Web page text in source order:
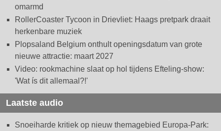
omarmd
RollerCoaster Tycoon in Drievliet: Haags pretpark draait
herkenbare muziek
Plopsaland Belgium onthult openingsdatum van grote
nieuwe attractie: maart 2027
Video: rookmachine slaat op hol tijdens Efteling-show:
'Wat ís dit allemaal?!'
Laatste audio
Snoeiharde kritiek op nieuw themagebied Europa-Park: